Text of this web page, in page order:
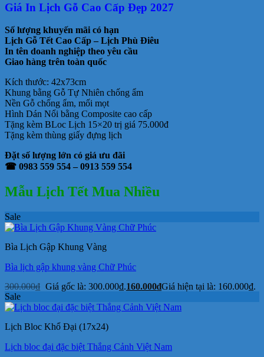
Giá In Lịch Gỗ Cao Cấp Đẹp 2027
Số lượng khuyến mãi có hạn
Lịch Gỗ Tết Cao Cấp – Lịch Phù Điêu
In tên doanh nghiệp theo yêu cầu
Giao hàng trên toàn quốc
Kích thước: 42x73cm
Khung bằng Gỗ Tự Nhiên chống ẩm
Nền Gỗ chống ẩm, mối mọt
Hình Dán Nổi bằng Composite cao cấp
Tặng kèm BLoc Lịch 15×20 trị giá 75.000đ
Tặng kèm thùng giấy đựng lịch
Đặt số lượng lớn có giá ưu đãi
☎ 0983 559 554 – 0913 559 554
Mẫu Lịch Tết Mua Nhiều
Sale
Bìa Lịch Gập Khung Vàng
Bìa lịch gập khung vàng Chữ Phúc
300.000₫ Giá gốc là: 300.000₫.160.000₫Giá hiện tại là: 160.000₫.
Sale
Lịch Bloc Khổ Đại (17x24)
Lịch bloc đại đặc biệt Thắng Cảnh Việt Nam